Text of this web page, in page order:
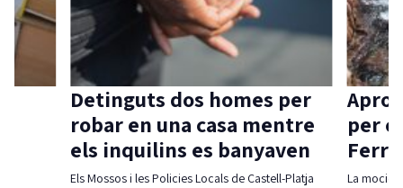
Detinguts dos homes per
robar en una casa mentre
els inquilins es banyaven
Els Mossos i les Policies Locals de Castell-Platja
per
La moció